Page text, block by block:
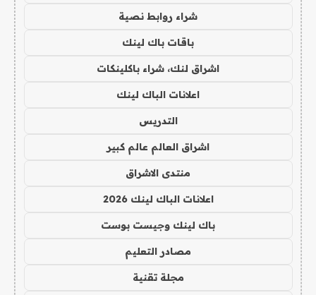
شراء روابط نصية
باقات باك لينك
اشراق لنك، شراء باكلينكات
اعلانات الباك لينك
التدريس
اشراق العالم عالم كبير
منتدى الاشراق
اعلانات الباك لينك 2026
باك لينك وجيست بوست
مصادر التعليم
مجلة تقنية